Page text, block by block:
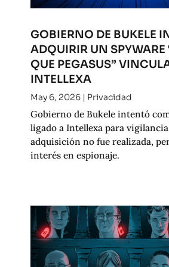
GOBIERNO DE BUKELE
ADQUIRIR UN SPYWARE
QUE PEGASUS”
INTELLEXA
May 6, 2026| Privacidad
Gobierno de Bukele intentó
ligado a Intellexa para
adquisición no fue realizada,
interés en espionaje.